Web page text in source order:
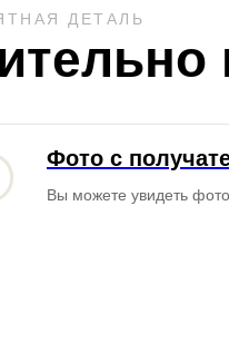
ДЕТАЛЬ
Фото с
Вы можете увидеть